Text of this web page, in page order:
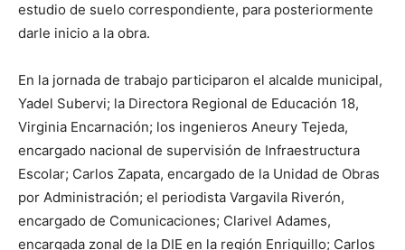
estudio de suelo correspondiente, para posteriormente
darle inicio a la obra.
En la jornada de trabajo participaron el alcalde municipal,
Yadel Subervi; la Directora Regional de Educación 18,
Virginia Encarnación; los ingenieros Aneury Tejeda,
encargado nacional de supervisión de Infraestructura
Escolar; Carlos Zapata, encargado de la Unidad de Obras
por Administración; el periodista Vargavila Riverón,
encargado de Comunicaciones; Clarivel Adames,
encargada zonal de la DIE en la región Enriquillo; Carlos